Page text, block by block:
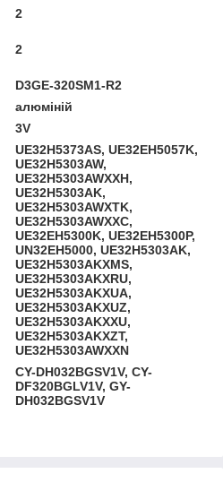
2
2
D3GE-320SM1-R2
алюміній
3V
UE32H5373AS, UE32EH5057K,
UE32H5303AW,
UE32H5303AWXXH,
UE32H5303AK,
UE32H5303AWXTK,
UE32H5303AWXXC,
UE32EH5300K, UE32EH5300P,
UN32EH5000, UE32H5303AK,
UE32H5303AKXMS,
UE32H5303AKXRU,
UE32H5303AKXUA,
UE32H5303AKXUZ,
UE32H5303AKXXU,
UE32H5303AKXZT,
UE32H5303AWXXN
CY-DH032BGSV1V, CY-
DF320BGLV1V, GY-
DH032BGSV1V